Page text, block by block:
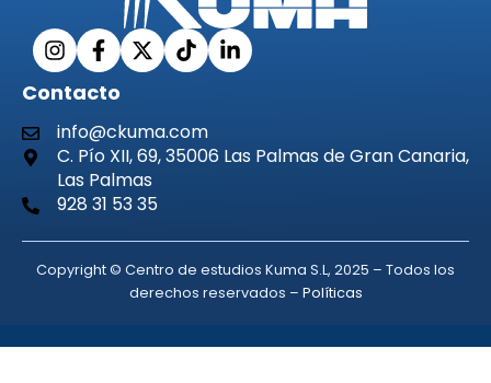
Contacto
info@ckuma.com
C. Pío XII, 69, 35006 Las Palmas de Gran Canaria,
Las Palmas
928 31 53 35
Copyright © Centro de estudios Kuma S.L, 2025 – Todos los
derechos reservados – Políticas